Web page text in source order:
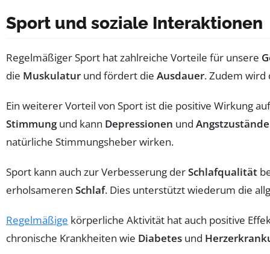
Sport und soziale Interaktionen
Regelmäßiger Sport hat zahlreiche Vorteile für unsere
die Muskulatur und fördert die Ausdauer. Zudem wird
Ein weiterer Vorteil von Sport ist die positive Wirkung
Stimmungund kann Depressionen und Angstzustände
natürliche Stimmungsheber wirken.
Sport kann auch zur Verbesserung derSchlafqualität
erholsameren Schlaf. Dies unterstützt wiederum die
Regelmäßige körperliche Aktivität hat auch positive
chronische Krankheiten wie Diabetes und